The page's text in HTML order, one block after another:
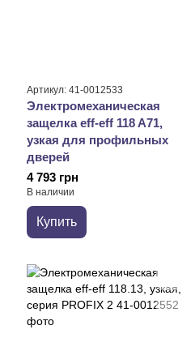
Артикул: 41-0012533
Электромеханическая
защелка eff-eff 118 A71,
узкая для профильных
дверей
4 793 грн
В наличии
Купить